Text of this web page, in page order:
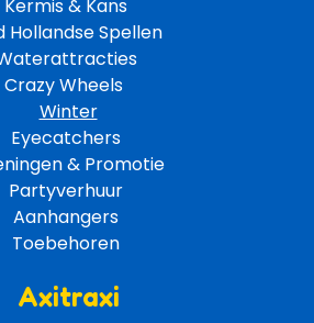
Kermis & Kans
Hollandse Spellen
Crazy Wheels
Winter
Eyecatchers
& Promotie
Partyverhuur
Aanhangers
Toebehoren
Axitraxi